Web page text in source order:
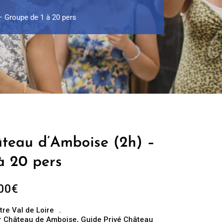
Groupe de 1 à 20 pers
d’Amboise (2h) –
20 pers
€Plage
prix :
Val de Loire
de Amboise, Guide Privé Château